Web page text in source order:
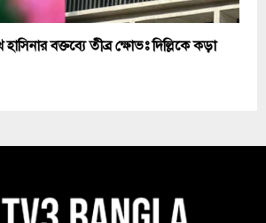
বক্তব্যে তীব্র ক্ষোভঃ দিল্লিকে কড়া